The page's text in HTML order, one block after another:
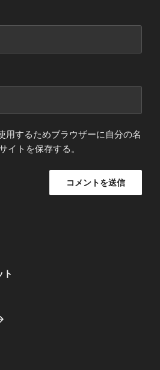
用するためブラウザーに自分の名
イトを保存する。
ト